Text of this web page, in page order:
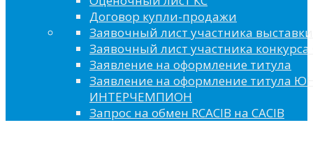
Договор купли-продажи
Заявочный лист участника выставки
Заявочный лист участника конкурса
Заявление на оформление титула
Заявление на оформление титула
ИНТЕРЧЕМПИОН
Запрос на обмен RCACIB на CACIB